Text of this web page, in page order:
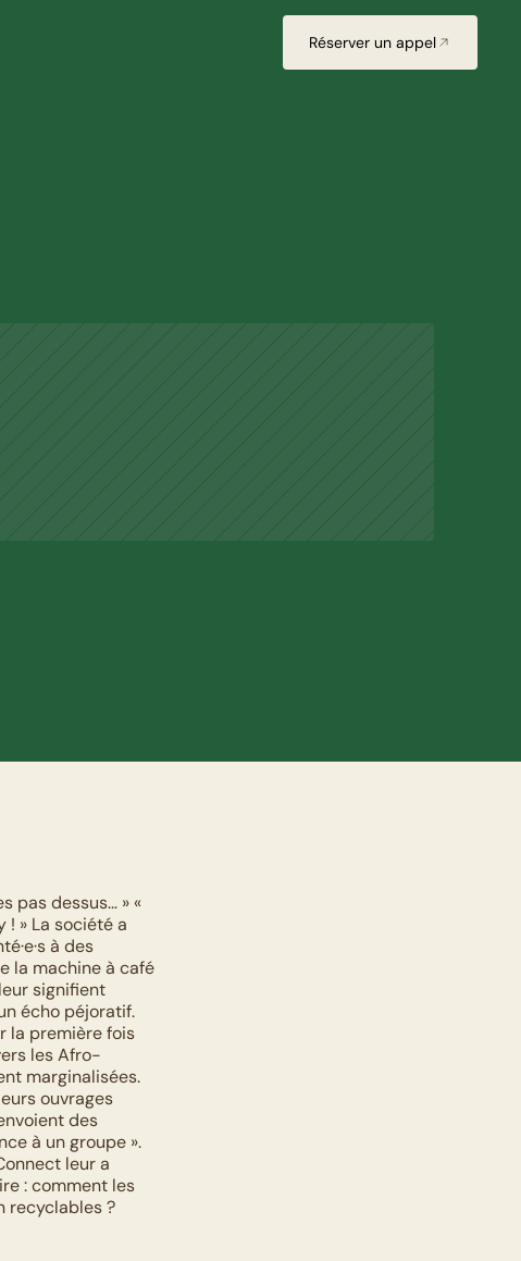
Réserver un appel
pas dessus… » «
! » La société a
à des
la machine à café
signifient
écho péjoratif.
la première fois
les Afro-
marginalisées.
ouvrages
des
à un groupe ».
leur a
: comment les
recyclables ?